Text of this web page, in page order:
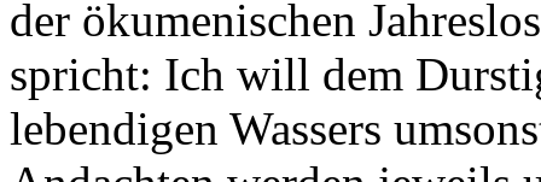
der ökumenischen
spricht: Ich will dem
lebendigen Wassers